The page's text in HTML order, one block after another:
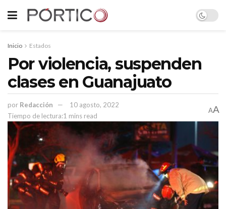
Inicio Estados
Por violencia, suspenden
clases en Guanajuato
por Redacción
10 agosto, 2022
Tiempo de lectura:1 mins read
AA